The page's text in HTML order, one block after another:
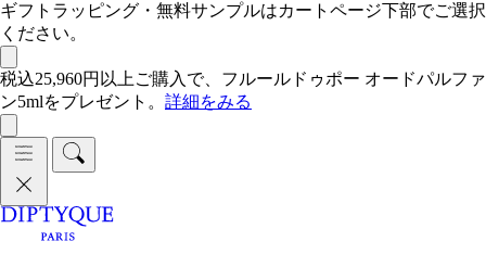
ギフトラッピング・無料サンプルはカートページ下部でご選択
ください。
税込25,960円以上ご購入で、フルールドゥポー オードパルファ
ン5mlをプレゼント。 詳細をみる